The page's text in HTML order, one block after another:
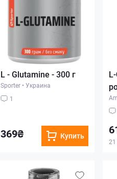
L - Glutamine - 300 г
Sporter • Украина
1
369₴ Купить